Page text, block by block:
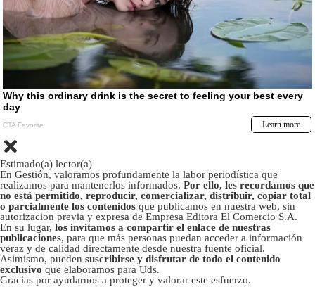
Estimado(a) lector(a)
En Gestión, valoramos profundamente la labor periodística que
realizamos para mantenerlos informados. Por ello, les recordamos que
no está permitido, reproducir, comercializar, distribuir, copiar total
o parcialmente los contenidos que publicamos en nuestra web, sin
autorizacion previa y expresa de Empresa Editora El Comercio S.A.
En su lugar, los invitamos a compartir el enlace de nuestras
publicaciones, para que más personas puedan acceder a información
veraz y de calidad directamente desde nuestra fuente oficial.
Asimismo, pueden suscribirse y disfrutar de todo el contenido
exclusivo que elaboramos para Uds.
Gracias por ayudarnos a proteger y valorar este esfuerzo.